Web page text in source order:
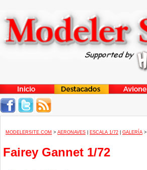
MODELERSITE.COM > AERONAVES ESCALA 1/72 GALERÍA >
Fairey Gannet 1/72